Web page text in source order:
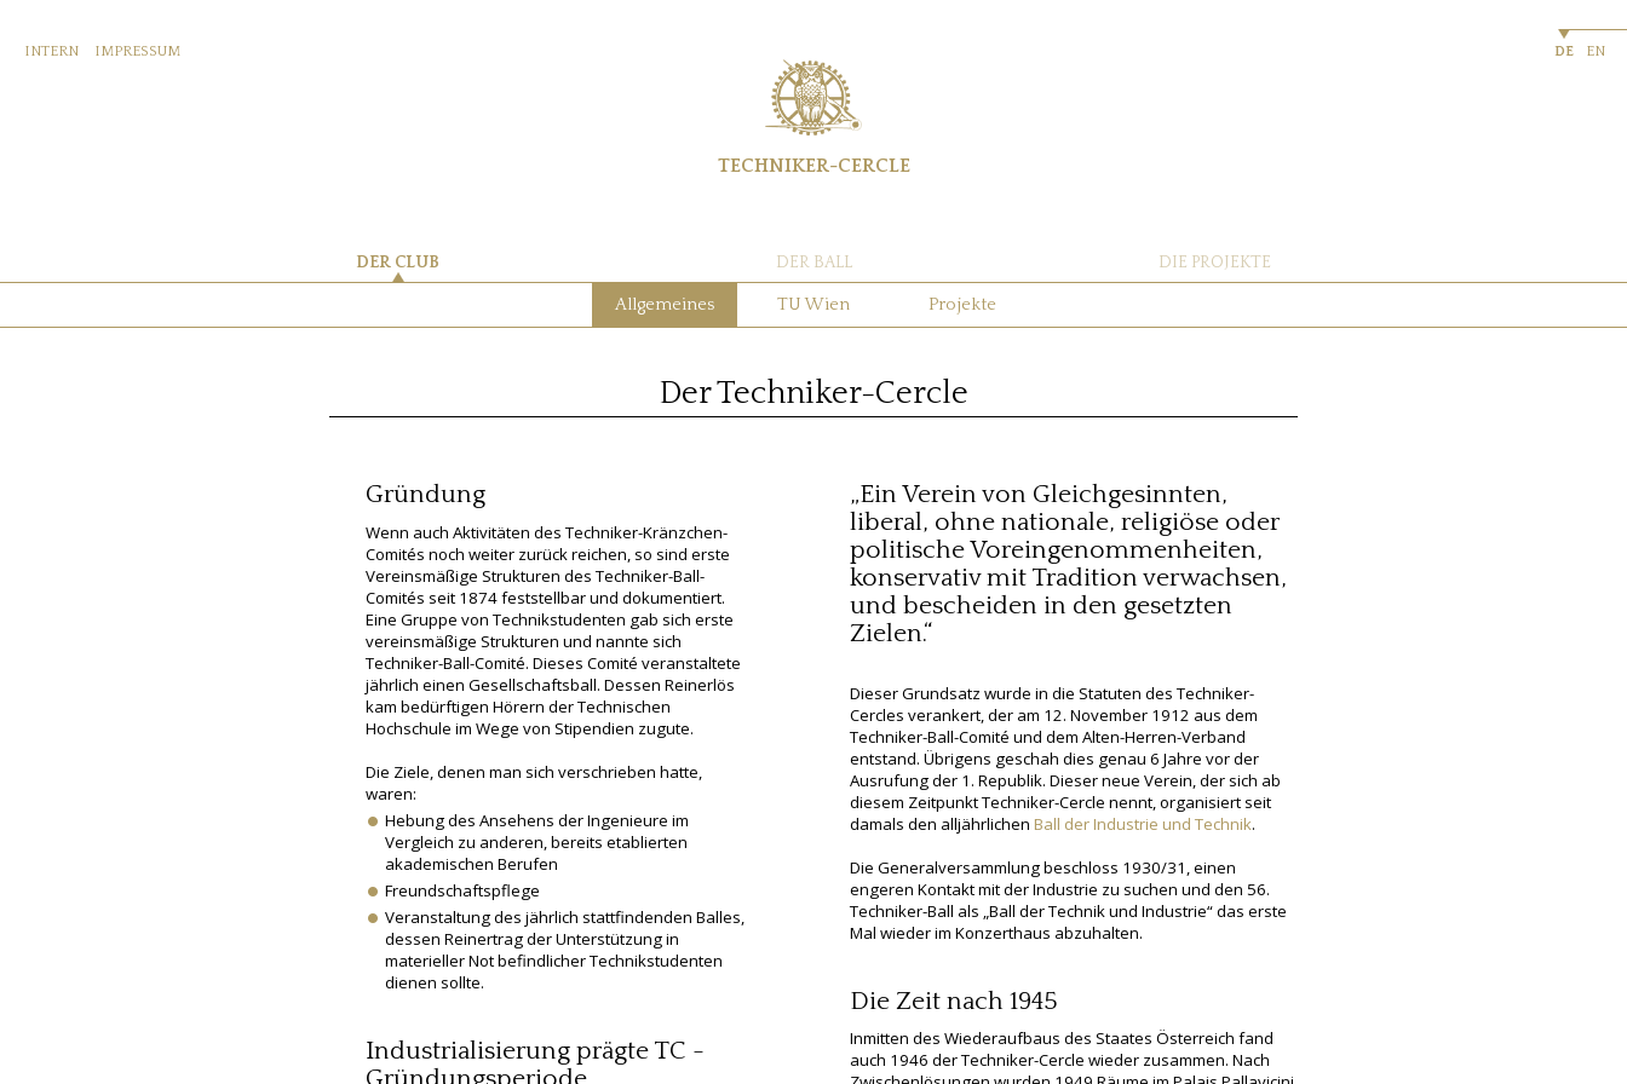
INTERN IMPRESSUM
TECHNIKER-CERCLE
DE EN
DER CLUB DER BALL DIE PROJEKTE
Allgemeines TU Wien Projekte
Der Techniker-Cercle
Gründung
Wenn auch Aktivitäten des Techniker-Kränzchen-
Comités noch weiter zurück reichen, so sind erste
Vereinsmäßige Strukturen des Techniker-Ball-
Comités seit 1874 feststellbar und dokumentiert.
Eine Gruppe von Technikstudenten gab sich erste
vereinsmäßige Strukturen und nannte sich
Techniker-Ball-Comité. Dieses Comité veranstaltete
jährlich einen Gesellschaftsball. Dessen Reinerlös
kam bedürftigen Hörern der Technischen
Hochschule im Wege von Stipendien zugute.
Die Ziele, denen man sich verschrieben hatte,
waren:
Hebung des Ansehens der Ingenieure im
Vergleich zu anderen, bereits etablierten
akademischen Berufen
Freundschaftspflege
Veranstaltung des jährlich stattfindenden Balles,
dessen Reinertrag der Unterstützung in
materieller Not befindlicher Technikstudenten
dienen sollte.
Industrialisierung prägte TC -
„Ein Verein von Gleichgesinnten,
liberal, ohne nationale, religiöse oder
politische Voreingenommenheiten,
konservativ mit Tradition verwachsen,
und bescheiden in den gesetzten
Zielen.“
Dieser Grundsatz wurde in die Statuten des Techniker-
Cercles verankert, der am 12. November 1912 aus dem
Techniker-Ball-Comité und dem Alten-Herren-Verband
entstand. Übrigens geschah dies genau 6 Jahre vor der
Ausrufung der 1. Republik. Dieser neue Verein, der sich ab
diesem Zeitpunkt Techniker-Cercle nennt, organisiert seit
damals den alljährlichen Ball der Industrie und Technik.
Die Generalversammlung beschloss 1930/31, einen
engeren Kontakt mit der Industrie zu suchen und den 56.
Techniker-Ball als „Ball der Technik und Industrie“ das erste
Mal wieder im Konzerthaus abzuhalten.
Die Zeit nach 1945
Inmitten des Wiederaufbaus des Staates Österreich fand
auch 1946 der Techniker-Cercle wieder zusammen. Nach